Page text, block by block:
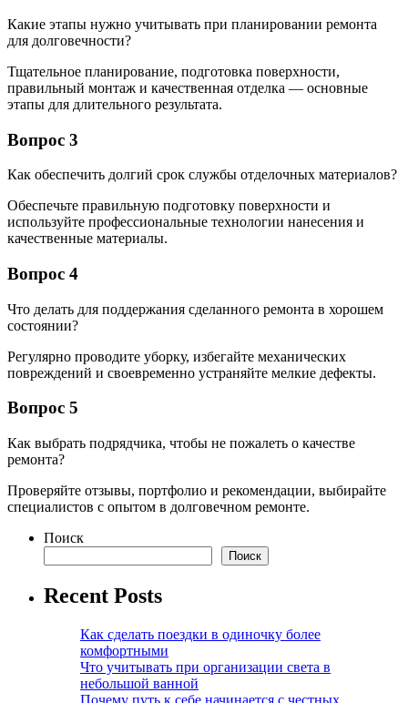
Какие этапы нужно учитывать при планировании ремонта
для долговечности?
Тщательное планирование, подготовка поверхности,
правильный монтаж и качественная отделка — основные
этапы для длительного результата.
Вопрос 3
Как обеспечить долгий срок службы отделочных материалов?
Обеспечьте правильную подготовку поверхности и
используйте профессиональные технологии нанесения и
качественные материалы.
Вопрос 4
Что делать для поддержания сделанного ремонта в хорошем
состоянии?
Регулярно проводите уборку, избегайте механических
повреждений и своевременно устраняйте мелкие дефекты.
Вопрос 5
Как выбрать подрядчика, чтобы не пожалеть о качестве
ремонта?
Проверяйте отзывы, портфолио и рекомендации, выбирайте
специалистов с опытом в долговечном ремонте.
Поиск
Поиск
Recent Posts
Как сделать поездки в одиночку более
комфортными
Что учитывать при организации света в
небольшой ванной
Почему путь к себе начинается с честных